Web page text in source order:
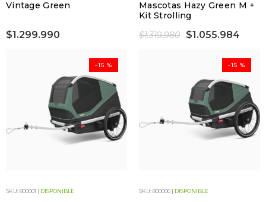
Vintage Green
$1.299.990
Mascotas Hazy Green M +
Kit Strolling
$1.319.980
$1.055.984
SKU: 800001 | DISPONIBLE
-15 %
SKU: 800000 | DISPONIBLE
-15 %